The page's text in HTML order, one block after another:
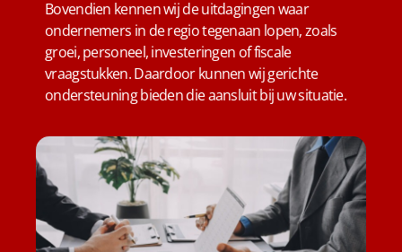
Bovendien kennen wij de uitdagingen waar
ondernemers in de regio tegenaan lopen, zoals
groei, personeel, investeringen of fiscale
vraagstukken. Daardoor kunnen wij gerichte
ondersteuning bieden die aansluit bij uw situatie.